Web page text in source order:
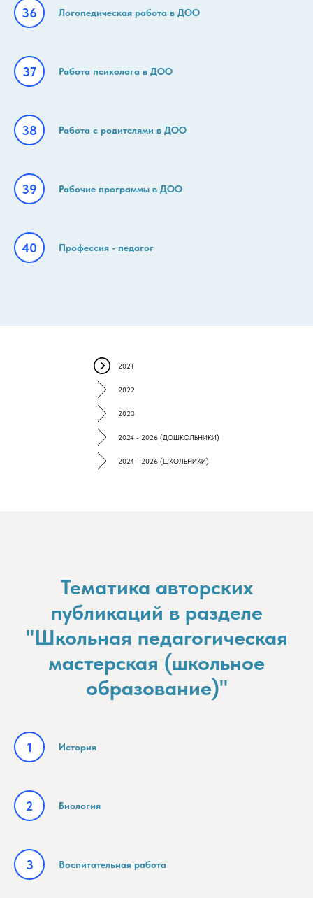
Логопедическая работа в ДОО
Работа психолога в ДОО
Работа с родителями в ДОО
Рабочие программы в ДОО
Профессия - педагог
2021
2022
2023
2024 - 2026 (ДОШКОЛЬНИКИ)
2024 - 2026 (ШКОЛЬНИКИ)
Тематика авторских
публикаций в разделе
"Школьная педагогическая
мастерская (школьное
образование)"
История
Биология
Воспитательная работа